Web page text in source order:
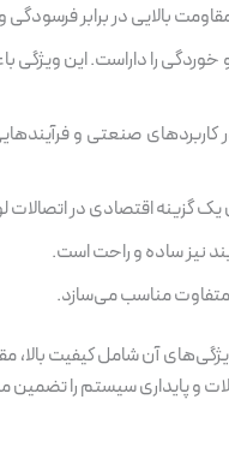
بالایی در برابر
را داراست. این ویژگی
کاربردهای صنعتی و
اقتصادی در اتصالات
نیز ساده و راحت است.
متفاوت مناسب می‌سازد.
آن شامل کیفیت بالا،
و پایداری سیستم را تضمین